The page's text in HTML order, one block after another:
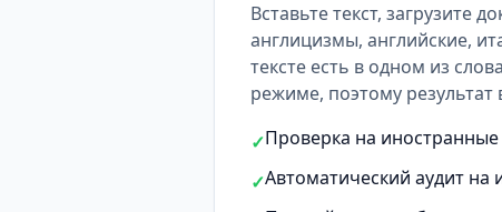
Вставьте текст, загрузите
англицизмы, английские,
тексте есть в одном из
режиме, поэтому результат
✓Проверка на иностранные
✓Автоматический аудит на